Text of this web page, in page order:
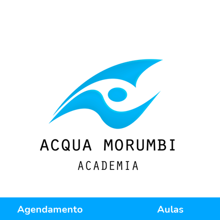
Agendamento Aulas